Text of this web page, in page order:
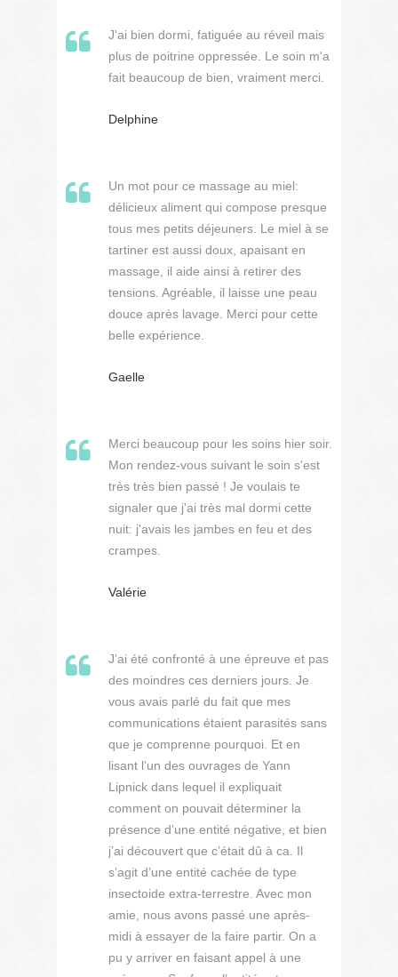
J'ai bien dormi, fatiguée au réveil mais
plus de poitrine oppressée. Le soin m'a
fait beaucoup de bien, vraiment merci.
Delphine
Un mot pour ce massage au miel:
délicieux aliment qui compose presque
tous mes petits déjeuners. Le miel à se
tartiner est aussi doux, apaisant en
massage, il aide ainsi à retirer des
tensions. Agréable, il laisse une peau
douce après lavage. Merci pour cette
belle expérience.
Gaelle
Merci beaucoup pour les soins hier soir.
Mon rendez-vous suivant le soin s'est
très très bien passé ! Je voulais te
signaler que j'ai très mal dormi cette
nuit: j'avais les jambes en feu et des
crampes.
Valérie
J’ai été confronté à une épreuve et pas
des moindres ces derniers jours. Je
vous avais parlé du fait que mes
communications étaient parasités sans
que je comprenne pourquoi. Et en
lisant l’un des ouvrages de Yann
Lipnick dans lequel il expliquait
comment on pouvait déterminer la
présence d’une entité négative, et bien
j’ai découvert que c’était dû à ca. Il
s’agit d’une entité cachée de type
insectoide extra-terrestre. Avec mon
amie, nous avons passé une après-
midi à essayer de la faire partir. On a
pu y arriver en faisant appel à une